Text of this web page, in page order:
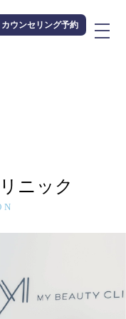
カウンセリング予約
ニック